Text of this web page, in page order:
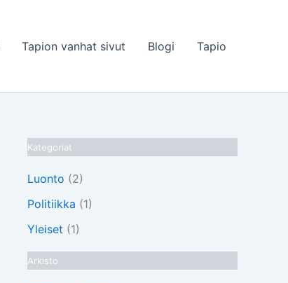
Tapion vanhat sivut Blogi Tapio
Kategoriat
Luonto (2)
Politiikka (1)
Yleiset (1)
Arkisto